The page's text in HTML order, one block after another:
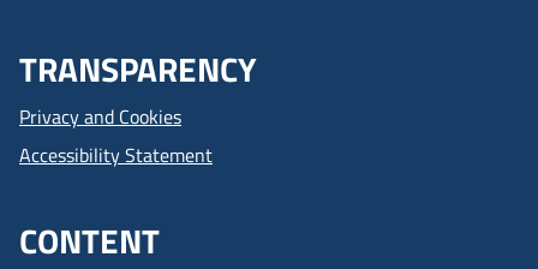
TRANSPARENCY
Privacy and Cookies
Accessibility Statement
CONTENT